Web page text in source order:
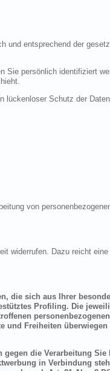
und entsprechend der
Sie persönlich identifiziert
lückenloser Schutz der
von
widerrufen. Dazu reicht
die sich aus Ihrer
Profiling. Die
und Freiheiten
die Verarbeitung Sie
in Verbindung